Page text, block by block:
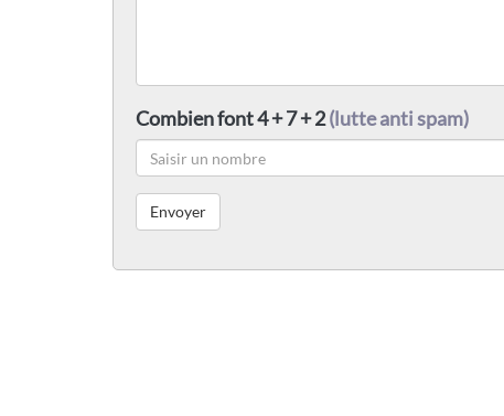
Combien font 4 + 7 + 2(lutte anti spam)